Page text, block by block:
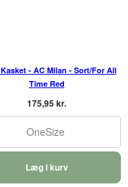
- AC Milan - Sort/For All
Time Red
175,95 kr.
OneSize
Læg i kurv